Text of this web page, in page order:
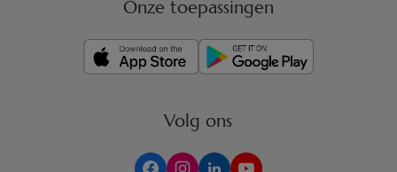
Onze toepassingen
Volg ons